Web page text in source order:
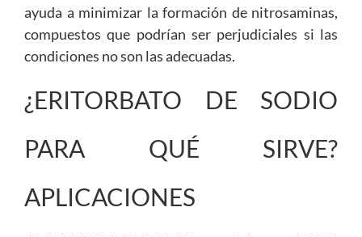
ayuda a minimizar la formación de nitrosaminas,
compuestos que podrían ser perjudiciales si las
condiciones no son las adecuadas.
¿ERITORBATO DE SODIO
PARA QUÉ SIRVE?
APLICACIONES